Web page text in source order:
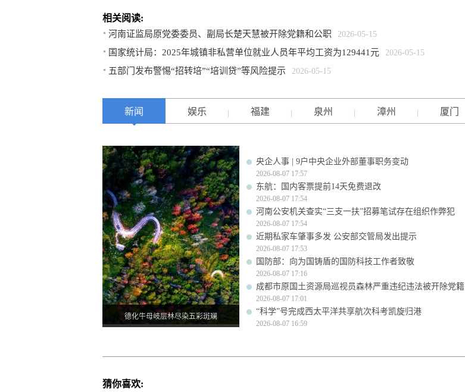
相关阅读:
河南证监局原党委委员、副局长楚天慧被开除党籍和公职 2026-05-15
国家统计局：2025年城镇非私营单位就业人员年平均工资为129441元 2026-05-15
五部门发布警惕“招转培”“培训贷”等风险提示 2026-05-15
新闻 娱乐 福建 泉州 漳州 厦门
德化牛母岐层林尽染五彩斑斓
央企人事 | 9户中央企业外部董事职务变动
2026-08-07 17:57
东航：国内客票提前14天免费退改
2026-08-07 17:54
河南公安机关查实“三支一扶”招募笔试存在组织作弊犯
2026-08-07 17:54
近期私家车肇事多发 公安部交管局发出提示
2026-08-07 17:53
国防部：向为国铸盾的国防科技工作者致敬
2026-08-07 17:16
成都市原国土资源局巡视员森林严重违纪违法被开除党籍
2026-08-07 17:01
“科学”号完成西太平洋共享航次科考凯旋归港
2026-08-07 16:59
猜你喜欢: